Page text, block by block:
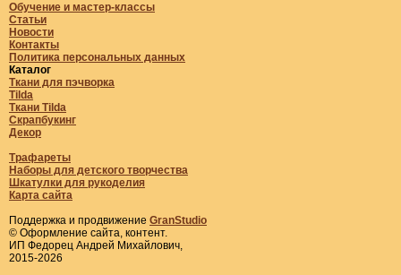
Обучение и мастер-классы
Статьи
Новости
Контакты
Политика персональных данных
Каталог
Ткани для пэчворка
Tilda
Ткани Tilda
Скрапбукинг
Декор
Трафареты
Наборы для детского творчества
Шкатулки для рукоделия
Карта сайта
Поддержка и продвижение GranStudio
© Оформление сайта, контент.
ИП Федорец Андрей Михайлович,
2015-2026